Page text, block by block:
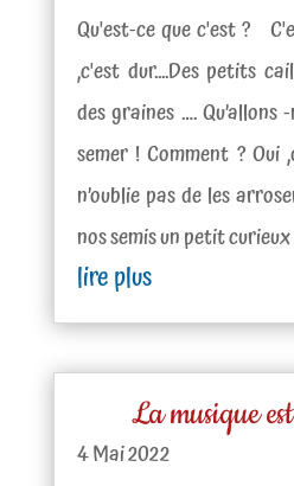
Qu'est-ce que c'est ?
,c'est dur....Des petits
des graines …. Qu’allons
semer ! Comment ?
n’oublie pas de les
nos semis un petit curieux
lire plus
La musique
4 Mai 2022